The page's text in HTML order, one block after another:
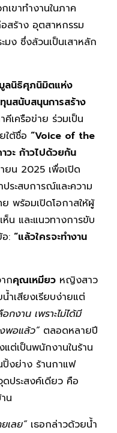
เขาทำงานในภาค
สร้าง อุตสาหกรรม
มง ซึ่งล้วนเป็นเสาหลัก
มูลนิธิศุภนิมิตแห่ง
นสนับสนุนการสร้าง
เครือข่าย ร่วมเป็น
ใต้ชื่อ “Voice of the
ะ ก้าวไปด้วยกัน
ยน 2025 เพื่อเปิด
ระสบการณ์และความ
ย พร้อมเปิดโอกาสให้ผู้
น และแนวทางการขับ
: “แล้วใครจะทำงาน
กคุณเหมียว หญิงสาว
ำเสียงเรียบง่ายแต่
อกงาน เพราะไม่ได้มี
พอแล้ว”ตลอดหลายปี
ต่เป็นพนักงานในร้าน
ปิ้งย่าง ร้านกาแฟ
ประสงค์เดียว คือ
น
เลย”เธอกล่าวด้วยน้ำ